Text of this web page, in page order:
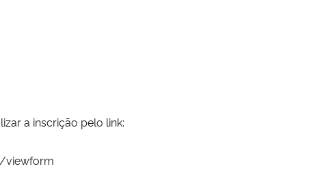
a inscrição pelo link:
viewform